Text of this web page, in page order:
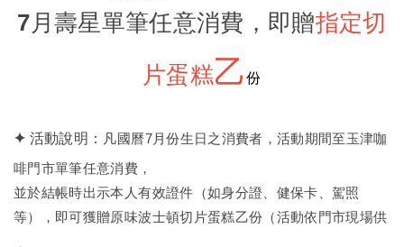
7月壽星單筆任意消費，即贈指定切
片蛋糕乙份
✦ 活動說明： 凡國曆7月份生日之消費者，活動期間至玉津咖
啡門市單筆任意消費，
並於結帳時出示本人有效證件（如身分證、健保卡、駕照
等），即可獲贈原味波士頓切片蛋糕乙份（活動依門市現場供